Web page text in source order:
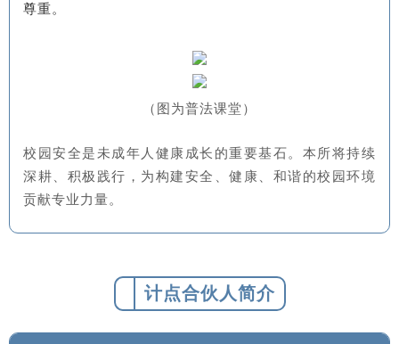
尊重。
（图为普法课堂）
校园安全是未成年人健康成长的重要基石。本所将持续
深耕、积极践行，为构建安全、健康、和谐的校园环境
贡献专业力量。
计点合伙人简介